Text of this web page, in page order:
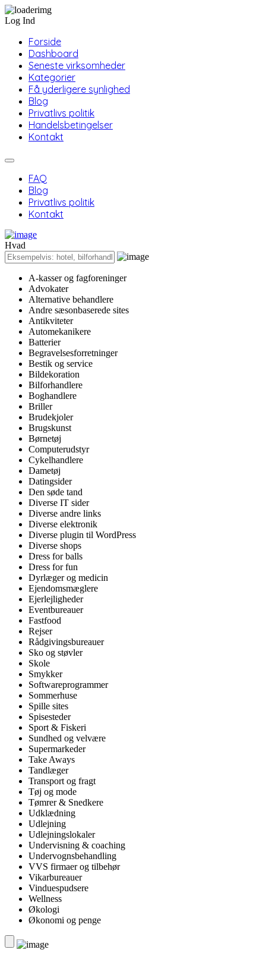
Log Ind
Forside
Dashboard
Seneste virksomheder
Kategorier
Få yderligere synlighed
Blog
Privatlivs politik
Handelsbetingelser
Kontakt
FAQ
Blog
Privatlivs politik
Kontakt
Hvad
A-kasser og fagforeninger
Advokater
Alternative behandlere
Andre sæsonbaserede sites
Antikviteter
Automekanikere
Batterier
Begravelsesforretninger
Bestik og service
Bildekoration
Bilforhandlere
Boghandlere
Briller
Brudekjoler
Brugskunst
Børnetøj
Computerudstyr
Cykelhandlere
Dametøj
Datingsider
Den søde tand
Diverse IT sider
Diverse andre links
Diverse elektronik
Diverse plugin til WordPress
Diverse shops
Dress for balls
Dress for fun
Dyrlæger og medicin
Ejendomsmæglere
Ejerlejligheder
Eventbureauer
Fastfood
Rejser
Rådgivingsbureauer
Sko og støvler
Skole
Smykker
Softwareprogrammer
Sommerhuse
Spille sites
Spisesteder
Sport & Fiskeri
Sundhed og velvære
Supermarkeder
Take Aways
Tandlæger
Transport og fragt
Tøj og mode
Tømrer & Snedkere
Udklædning
Udlejning
Udlejningslokaler
Undervisning & coaching
Undervognsbehandling
VVS firmaer og tilbehør
Vikarbureauer
Vinduespudsere
Wellness
Økologi
Økonomi og penge